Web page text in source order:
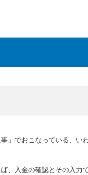
事」でおこなっている、い
ば、入金の確認とその入